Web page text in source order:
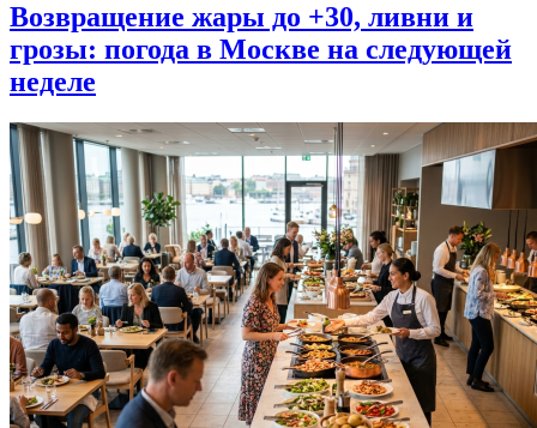
Возвращение жары до +30, ливни и
грозы: погода в Москве на следующей
неделе